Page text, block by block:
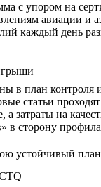
с упором на
авиации и
каждый день
в план контроля
статьи
а затраты на
в сторону
устойчивый план